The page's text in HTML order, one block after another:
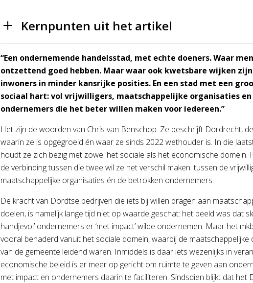
Kernpunten uit het artikel
“Een ondernemende handelsstad, met echte doeners. Waar
ontzettend goed hebben. Maar waar ook kwetsbare wijken
inwoners in minder kansrijke posities. En een stad met een
sociaal hart: vol vrijwilligers, maatschappelijke organisaties en
ondernemers die het beter willen maken voor iedereen.”
Het zijn de woorden van Chris van Benschop. Ze beschrijft Dordrecht,
waarin ze is opgegroeid én waar ze sinds 2022 wethouder is. In die
houdt ze zich bezig met zowel het sociale als het economische domein.
de verbinding tussen die twee wil ze het verschil maken: tussen de
maatschappelijke organisaties én de betrokken ondernemers.
De kracht van Dordtse bedrijven die iets bij willen dragen aan
doelen, is namelijk lange tijd niet op waarde geschat: het beeld was dat
handjevol’ ondernemers er ‘met impact’ wilde ondernemen. Maar het
vooral benaderd vanuit het sociale domein, waarbij de maatschappelijke
van de gemeente leidend waren. Inmiddels is daar iets wezenlijks in
economische beleid is er meer op gericht om ruimte te geven aan
met impact en ondernemers daarin te faciliteren. Sindsdien blijkt dat het